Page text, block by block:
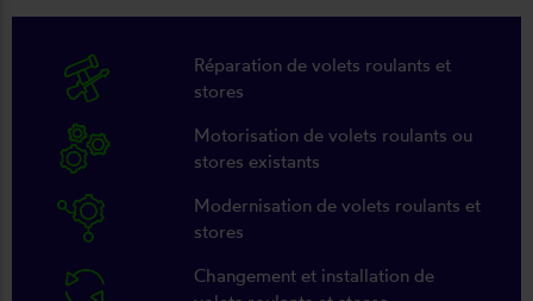
Réparation de volets roulants et
stores
Motorisation de volets roulants ou
stores existants
Modernisation de volets roulants et
stores
Changement et installation de